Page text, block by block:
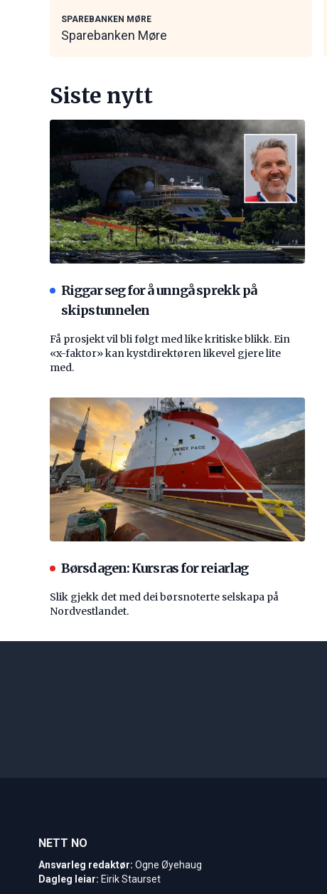
SPAREBANKEN MØRE
Sparebanken Møre
Siste nytt
Riggar seg for å unngå sprekk på
skipstunnelen
Få prosjekt vil bli følgt med like kritiske blikk. Ein
«x-faktor» kan kystdirektøren likevel gjere lite
med.
Børsdagen: Kursras for reiarlag
Slik gjekk det med dei børsnoterte selskapa på
Nordvestlandet.
NETT NO
Ansvarleg redaktør: Ogne Øyehaug
Dagleg leiar: Eirik Staurset